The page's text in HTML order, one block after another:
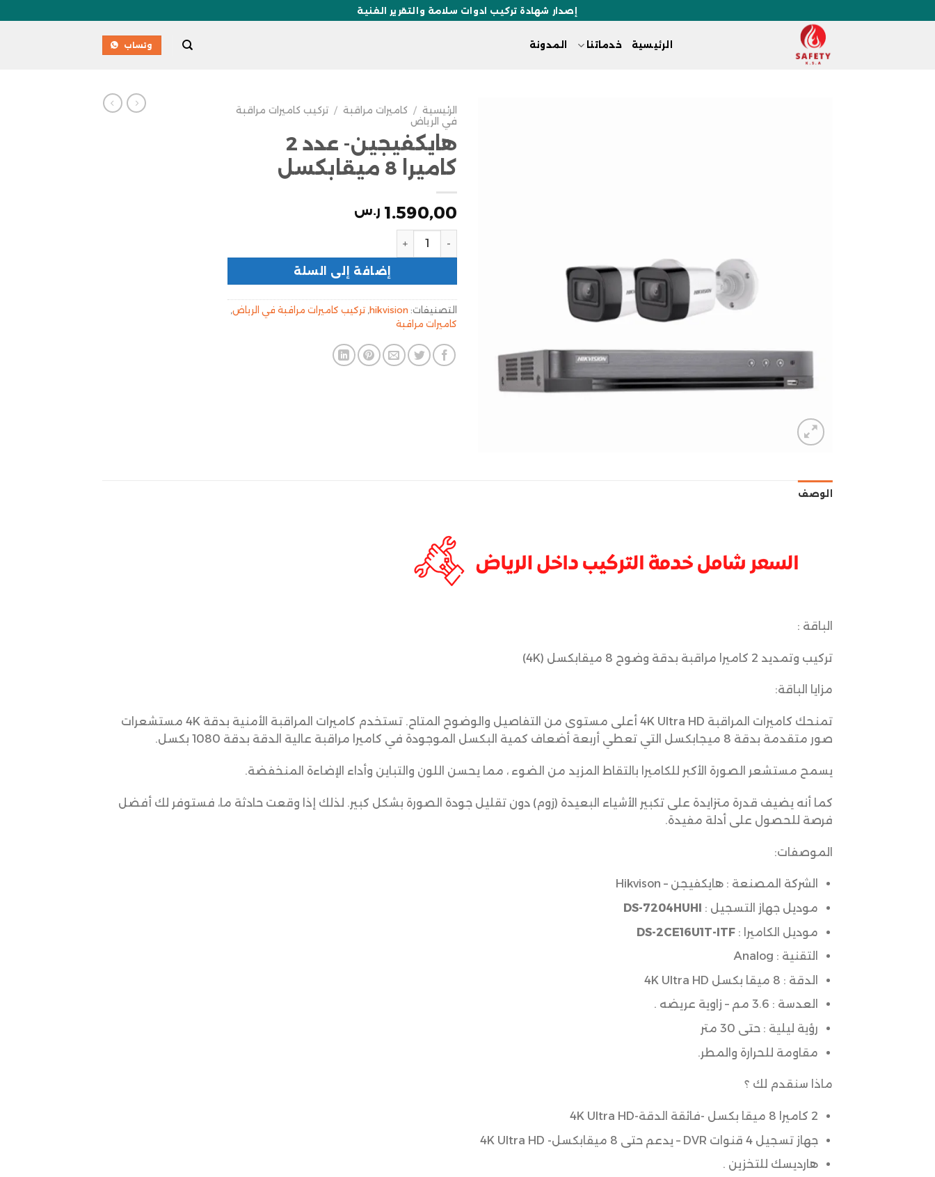
إصدار شهادة تركيب ادوات سلامة والتقرير الفنية
الرئيسية خدماتنا المدونة وتساب
الرئيسية / كاميرات مراقبة / تركيب كاميرات مراقبة
في الرياض
هايكفيجين- عدد 2
كاميرا 8 ميقابكسل
1.590,00 ر.س
إضافة إلى السلة
التصنيفات: hikvision تركيب كاميرات مراقبة في الرياض
كاميرات مراقبة
الوصف
الباقة :
تركيب وتمديد 2 كاميرا مراقبة بدقة وضوح 8 ميقابكسل (4K)
مزايا الباقة:
تمنحك كاميرات المراقبة 4K Ultra HD أعلى مستوى من التفاصيل والوضوح المتاح. تستخدم كاميرات المراقبة الأمنية بدقة 4K مستشعرات
صور متقدمة بدقة 8 ميجابكسل التي تعطي أربعة أضعاف كمية البكسل الموجودة في كاميرا مراقبة عالية الدقة بدقة 1080 بكسل.
يسمح مستشعر الصورة الأكبر للكاميرا بالتقاط المزيد من الضوء ، مما يحسن اللون والتباين وأداء الإضاءة المنخفضة.
كما أنه يضيف قدرة متزايدة على تكبير الأشياء البعيدة (زوم) دون تقليل جودة الصورة بشكل كبير. لذلك إذا وقعت حادثة ما، فستوفر لك أفضل
فرصة للحصول على أدلة مفيدة.
الموصفات:
الشركة المصنعة : هايكفيجن – Hikvison
موديل جهاز التسجيل : DS-7204HUHI
موديل الكاميرا : DS-2CE16U1T-ITF
التقنية : Analog
الدقة : 8 ميقا بكسل 4K Ultra HD
العدسة : 3.6 مم – زاوية عريضه .
رؤية ليلية : حتى 30 متر
مقاومة للحرارة والمطر.
ماذا سنقدم لك ؟
2 كاميرا 8 ميقا بكسل -فائقة الدقة-4K Ultra HD
جهاز تسجيل 4 قنوات DVR – يدعم حتى 8 ميقابكسل- 4K Ultra HD
هارديسك للتخزين .